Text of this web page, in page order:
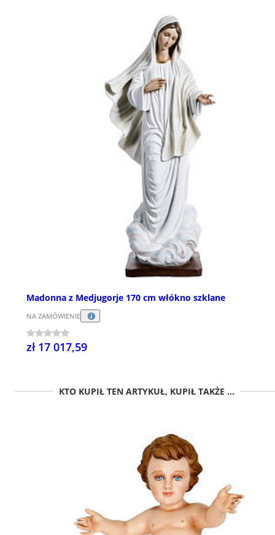
Madonna z Medjugorje 170 cm włókno szklane
NA ZAMÓWIENIE
zł 17 017,59
KTO KUPIŁ TEN ARTYKUŁ, KUPIŁ TAKŻE ...